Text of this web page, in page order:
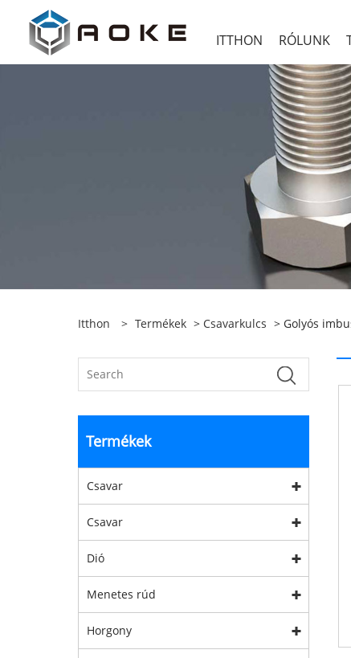
ITTHON RÓLUNK
Itthon > Termékek > Csavarkulcs > Golyós
Termékek
Csavar
Csavar
Dió
Menetes rúd
Horgony